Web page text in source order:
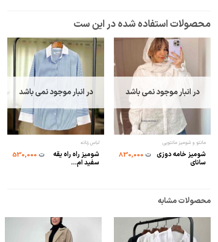
در انبار موجود نمی باشد
مانتو و شومیز مانتویی
شومیز خامه دوزی
سانای
ت830,000
در انبار موجود نمی باشد
لباس زنانه
شومیز راه راه یقه
سفید ام...
ت530,000
محصولات مشابه